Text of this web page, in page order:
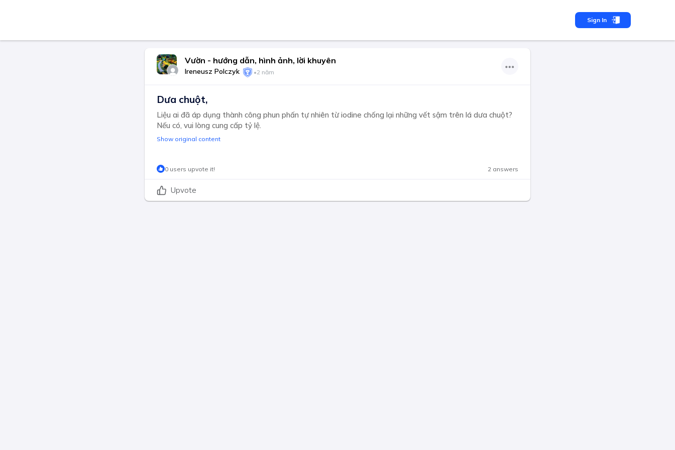
Sign In
Vườn - hướng dẫn, hình ảnh, lời khuyên
Ireneusz Polczyk •2 năm
Dưa chuột,
Liệu ai đã áp dụng thành công phun phấn tự nhiên từ iodine chống lại những vết sậm trên lá dưa chuột?
Nếu có, vui lòng cung cấp tỷ lệ.
Show original content
0 users upvote it! 2 answers
Upvote